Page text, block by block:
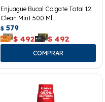
Enjuague Bucal Colgate Total 12
Clean Mint 500 Ml.
$ 579
$ 492 $ 492